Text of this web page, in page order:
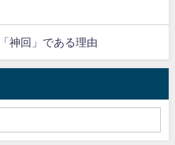
神回」である理由